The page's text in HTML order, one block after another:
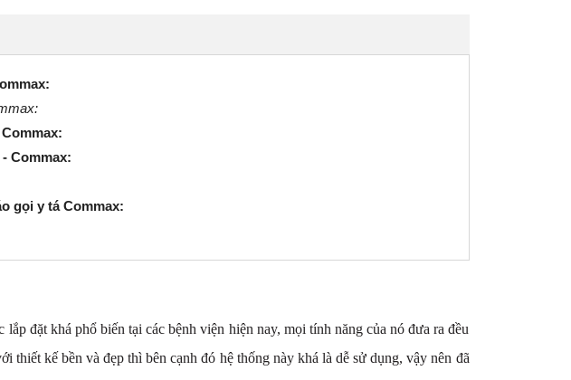
Commax:
gọi y tá Commax:
đặt khá phổ biến tại các bệnh viện hiện nay, mọi tính năng của nó đưa ra đều
thiết kế bền và đẹp thì bên cạnh đó hệ thống này khá là dễ sử dụng, vậy nên đã